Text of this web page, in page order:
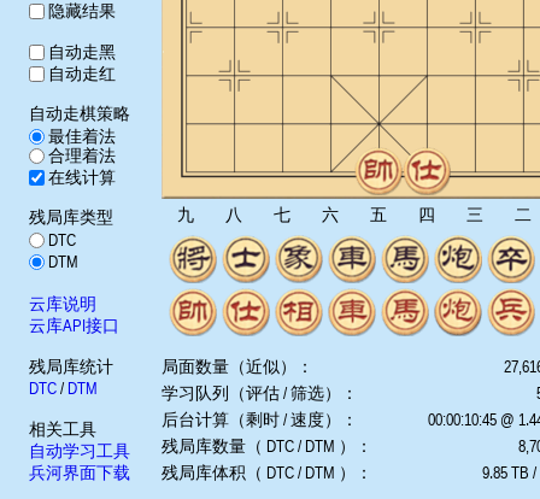
隐藏结果
自动走黑
自动走红
自动走棋策略
最佳着法
合理着法
在线计算
残局库类型
DTC
DTM
云库说明
云库API接口
残局库统计
DTC/ DTM
相关工具
自动学习工具
兵河界面下载
九 八 七 六 五 四 三 二
局面数量（近似）：
学习队列（评估 / 筛选）：
后台计算（剩时 / 速度）：
00:00:10:45 @
残局库数量（ DTC / DTM ）：
残局库体积（ DTC / DTM ）：
9.85 TB